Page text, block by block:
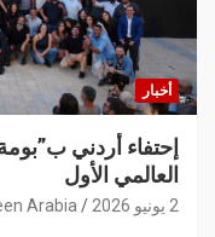
أخبار
إحتفاء أردني
العالمي الأول
2 يونيو 2026 Arabia